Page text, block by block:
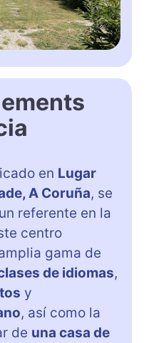
en Lugar
A Coruña, se
referente en la
centro
gama de
de idiomas,
y
, así como la
de una casa de